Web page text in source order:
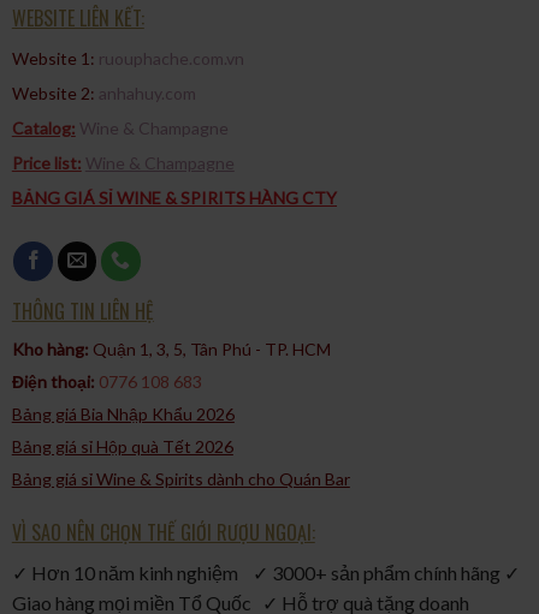
WEBSITE LIÊN KẾT:
Website 1: ruouphache.com.vn
Website 2: anhahuy.com
Catalog: Wine & Champagne
Price list: Wine & Champagne
BẢNG GIÁ SỈ WINE & SPIRITS HÀNG CTY
THÔNG TIN LIÊN HỆ
Kho hàng: Quận 1, 3, 5, Tân Phú - TP. HCM​
Điện thoại: 0776 108 683
Bảng giá Bia Nhập Khẩu 2026
Bảng giá sỉ Hộp quà Tết 2026
Bảng giá sỉ Wine & Spirits dành cho Quán Bar
VÌ SAO NÊN CHỌN THẾ GIỚI RƯỢU NGOẠI:
✓ Hơn 10 năm kinh nghiệm ✓ 3000+ sản phẩm chính hãng ✓
Giao hàng mọi miền Tổ Quốc ✓ Hỗ trợ quà tặng doanh